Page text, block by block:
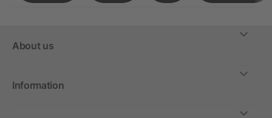
About us
Information